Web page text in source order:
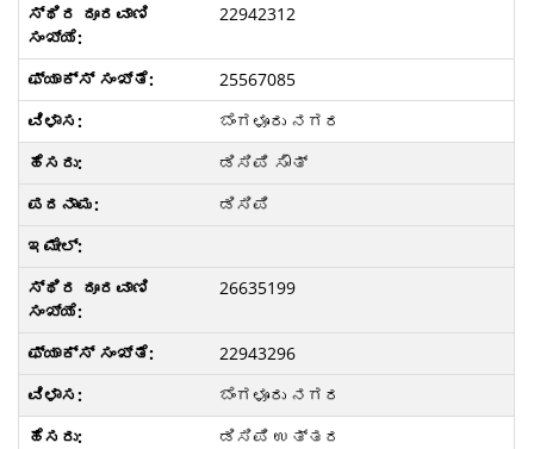
22942312
25567085
ಬೆಂಗಳೂರು ನಗರ
ಡಿಸಿಪಿ ಸೌತ್
ಡಿಸಿಪಿ
26635199
22943296
ಬೆಂಗಳೂರು ನಗರ
ಡಿಸಿಪಿ ಉತ್ತರ